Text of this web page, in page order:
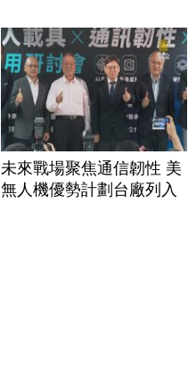
未來戰場聚焦通信韌性 美
無人機優勢計劃台廠列入